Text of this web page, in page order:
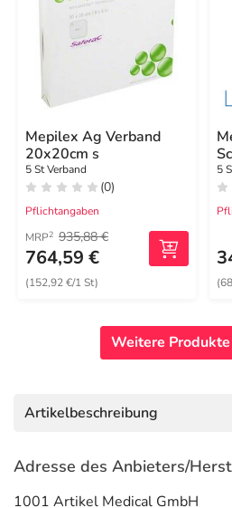
Mepilex Ag Verband
20x20cm s
5 St Verband
(0)
Pflichtangaben
MRP2 935,88 €
764,59 €
(152,92 €/1 St)
5
Weitere
Artikelbeschreibung
Adresse des Anbieters/
1001 Artikel Medical GmbH